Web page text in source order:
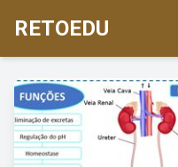
RETOEDU